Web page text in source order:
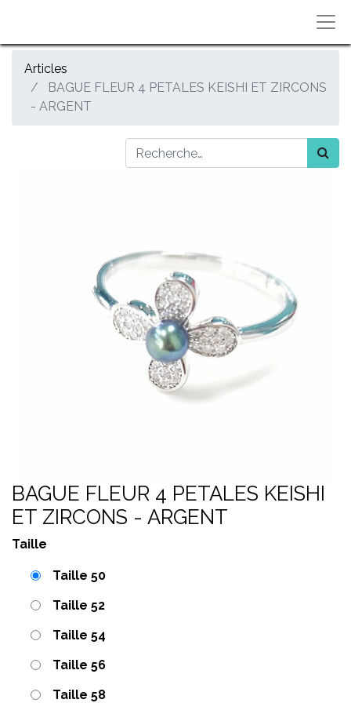
Articles
BAGUE FLEUR 4 PETALES KEISHI ET ZIRCONS
- ARGENT
BAGUE FLEUR 4 PETALES KEISHI
ET ZIRCONS - ARGENT
Taille
Taille 50
Taille 52
Taille 54
Taille 56
Taille 58